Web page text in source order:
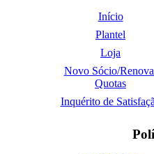
Início
Plantel
Loja
Novo Sócio/
Quotas
Inquérito de